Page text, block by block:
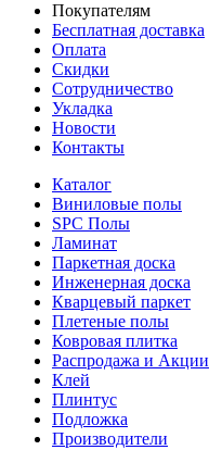
Покупателям
Бесплатная доставка
Оплата
Скидки
Сотрудничество
Укладка
Новости
Контакты
Каталог
Виниловые полы
SPC Полы
Ламинат
Паркетная доска
Инженерная доска
Кварцевый паркет
Плетеные полы
Ковровая плитка
Распродажа и Акции
Клей
Плинтус
Подложка
Производители